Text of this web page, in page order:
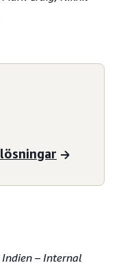
– Internal